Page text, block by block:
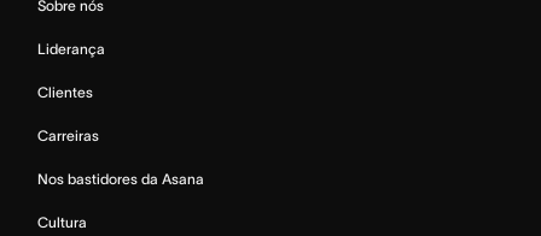
Sobre nós
Liderança
Clientes
Carreiras
Nos bastidores da Asana
Cultura